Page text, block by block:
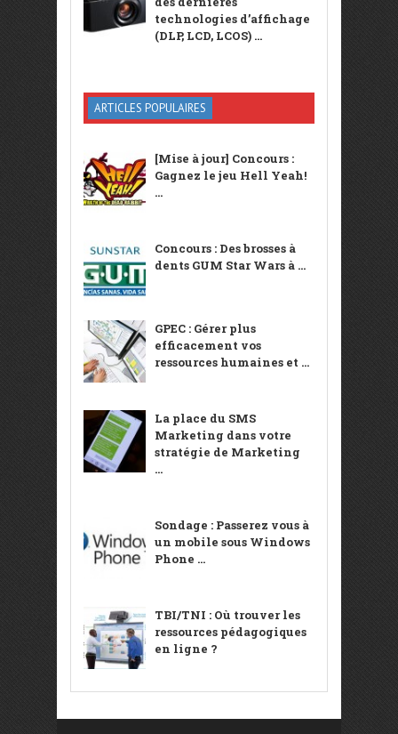
technologies d’affichage
(DLP, LCD, LCOS) ...
ARTICLES POPULAIRES
[Mise à jour] Concours :
Gagnez le jeu Hell Yeah!
...
Concours : Des brosses à
dents GUM Star Wars à ...
GPEC : Gérer plus
efficacement vos
ressources humaines et ...
La place du SMS
Marketing dans votre
stratégie de Marketing
...
Sondage : Passerez vous à
un mobile sous Windows
Phone ...
TBI/TNI : Où trouver les
ressources pédagogiques
en ligne ?